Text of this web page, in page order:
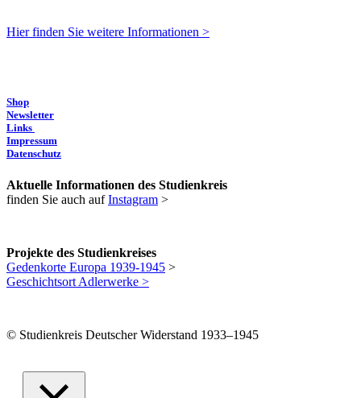
Hier finden Sie weitere Informationen >
Shop
Newsletter
Links
Impressum
Datenschutz
Aktuelle Informationen des Studienkreis
finden Sie auch aufInstagram >
Projekte des Studienkreises
Gedenkorte Europa 1939-1945 >
Geschichtsort Adlerwerke >
© Studienkreis Deutscher Widerstand 1933–1945